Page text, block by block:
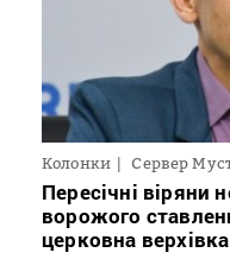
Колонки Сервер
Пересічні віряни
ворожого
церковна верхівка